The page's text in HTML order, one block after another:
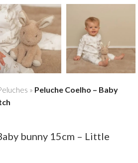
» Peluche Coelho – Baby
bunny 15cm – Little